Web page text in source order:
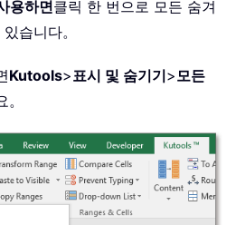
용하면클릭 한 번으로 모든 숨겨
습니다。
Kutools> 표시 및 숨기기>모든